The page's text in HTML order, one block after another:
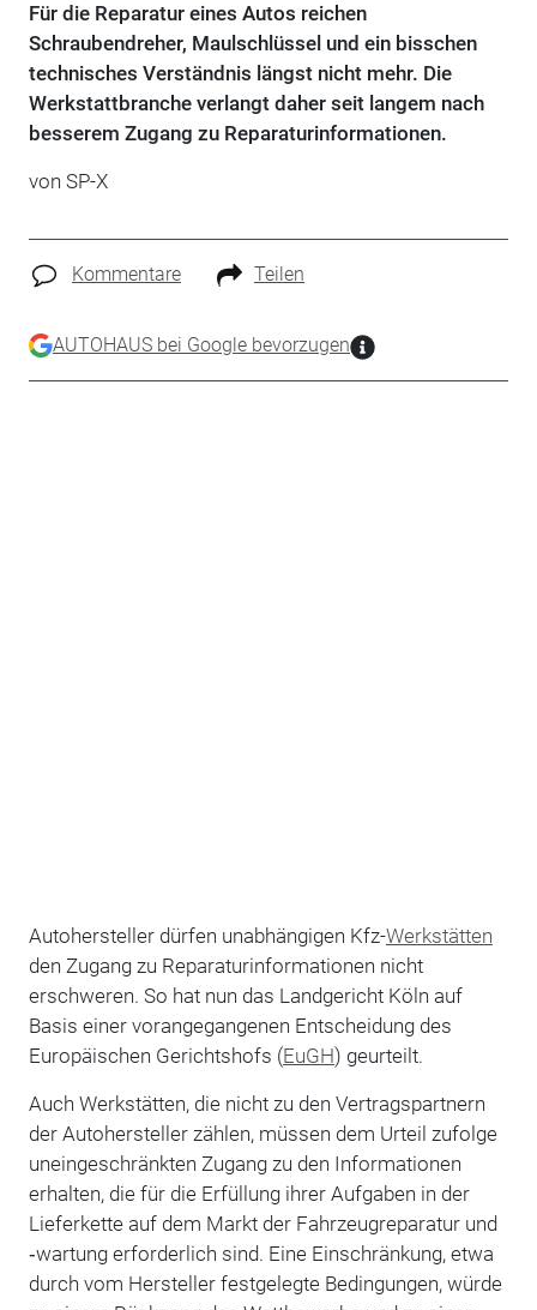
Für die Reparatur eines Autos reichen
Schraubendreher, Maulschlüssel und ein bisschen
technisches Verständnis längst nicht mehr. Die
Werkstattbranche verlangt daher seit langem nach
besserem Zugang zu Reparaturinformationen.
von SP-X
Kommentare Teilen
AUTOHAUS bei Google bevorzugen
Autohersteller dürfen unabhängigen Kfz-Werkstätten
den Zugang zu Reparaturinformationen nicht
erschweren. So hat nun das Landgericht Köln auf
Basis einer vorangegangenen Entscheidung des
Europäischen Gerichtshofs (EuGH) geurteilt.
Auch Werkstätten, die nicht zu den Vertragspartnern
der Autohersteller zählen, müssen dem Urteil zufolge
uneingeschränkten Zugang zu den Informationen
erhalten, die für die Erfüllung ihrer Aufgaben in der
Lieferkette auf dem Markt der Fahrzeugreparatur und
‑wartung erforderlich sind. Eine Einschränkung, etwa
durch vom Hersteller festgelegte Bedingungen, würde